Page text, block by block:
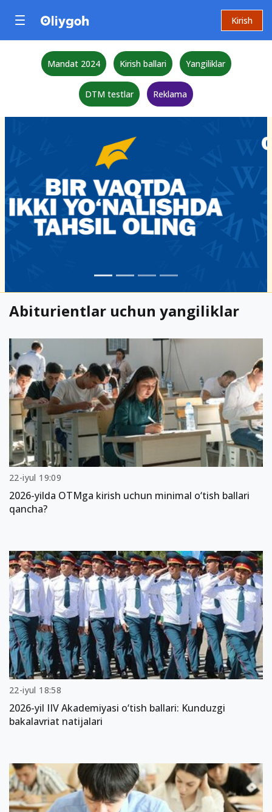
Kirish
Mandat 2024 Kirish ballari Yangiliklar
DTM testlar Reklama
Abiturientlar uchun yangiliklar
22-iyul 19:09
2026-yilda OTMga kirish uchun minimal o‘tish ballari
qancha?
22-iyul 18:58
2026-yil IIV Akademiyasi o‘tish ballari: Kunduzgi
bakalavriat natijalari